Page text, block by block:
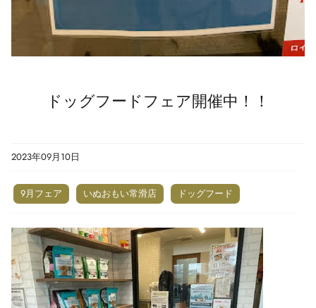
ドッグフードフェア開催中！！
2023年09月10日
9月フェア いぬおもい常滑店 ドッグフード